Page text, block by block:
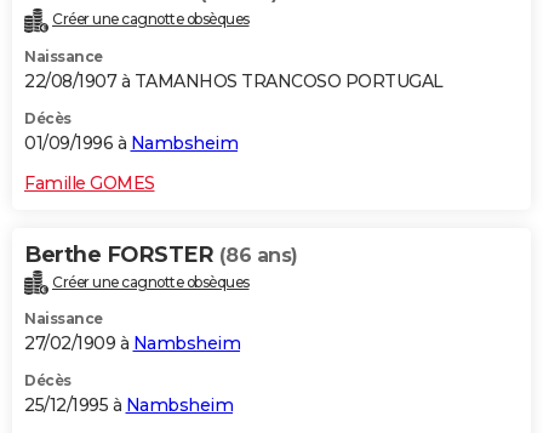
Créer une cagnotte obsèques
Naissance
22/08/1907 à TAMANHOS TRANCOSO PORTUGAL
Décès
01/09/1996 à Nambsheim
Famille GOMES
Berthe FORSTER (86 ans)
Créer une cagnotte obsèques
Naissance
27/02/1909 à Nambsheim
Décès
25/12/1995 à Nambsheim